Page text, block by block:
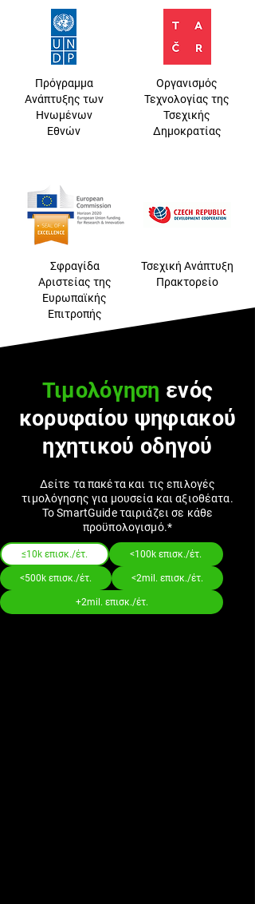
Πρόγραμμα
Ανάπτυξης των
Ηνωμένων
Εθνών
Σφραγίδα
Αριστείας της
Ευρωπαϊκής
Επιτροπής
Οργανισμός
Τεχνολογίας της
Τσεχικής
Δημοκρατίας
Τσεχική Ανάπτυξη
Πρακτορείο
Τιμολόγηση ενός
κορυφαίου ψηφιακού
ηχητικού οδηγού
Δείτε τα πακέτα και τις επιλογές
τιμολόγησης για μουσεία και αξιοθέατα.
Το SmartGuide ταιριάζει σε κάθε
προϋπολογισμό.*
≤10k επισκ./έτ. <100k επισκ./έτ.
<500k επισκ./έτ. <2mil. επισκ./έτ.
+2mil. επισκ./έτ.